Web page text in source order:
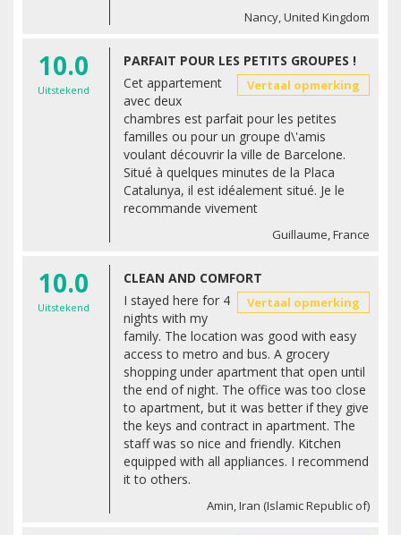
Nancy, United Kingdom
10.0
Uitstekend
PARFAIT POUR LES PETITS GROUPES !
Vertaal opmerking
Cet appartement
avec deux
chambres est parfait pour les petites
familles ou pour un groupe d\'amis
voulant découvrir la ville de Barcelone.
Situé à quelques minutes de la Placa
Catalunya, il est idéalement situé. Je le
recommande vivement
Guillaume, France
10.0
Uitstekend
CLEAN AND COMFORT
Vertaal opmerking
I stayed here for 4
nights with my
family. The location was good with easy
access to metro and bus. A grocery
shopping under apartment that open until
the end of night. The office was too close
to apartment, but it was better if they give
the keys and contract in apartment. The
staff was so nice and friendly. Kitchen
equipped with all appliances. I recommend
it to others.
Amin, Iran (Islamic Republic of)